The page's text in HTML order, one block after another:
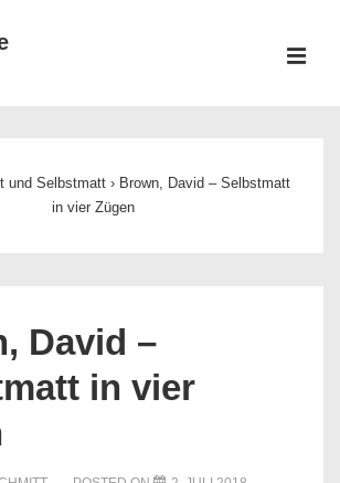
und Selbstmatt › Brown, David – Selbstmatt
in vier Zügen
David –
in vier